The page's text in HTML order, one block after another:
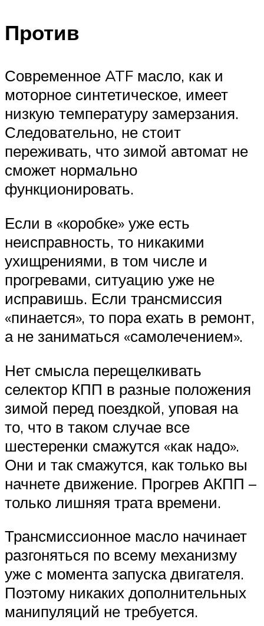
Против
Современное ATF масло, как и
моторное синтетическое, имеет
низкую температуру замерзания.
Следовательно, не стоит
переживать, что зимой автомат не
сможет нормально
функционировать.
Если в «коробке» уже есть
неисправность, то никакими
ухищрениями, в том числе и
прогревами, ситуацию уже не
исправишь. Если трансмиссия
«пинается», то пора ехать в ремонт,
а не заниматься «самолечением».
Нет смысла перещелкивать
селектор КПП в разные положения
зимой перед поездкой, уповая на
то, что в таком случае все
шестеренки смажутся «как надо».
Они и так смажутся, как только вы
начнете движение. Прогрев АКПП –
только лишняя трата времени.
Трансмиссионное масло начинает
разгоняться по всему механизму
уже с момента запуска двигателя.
Поэтому никаких дополнительных
манипуляций не требуется.